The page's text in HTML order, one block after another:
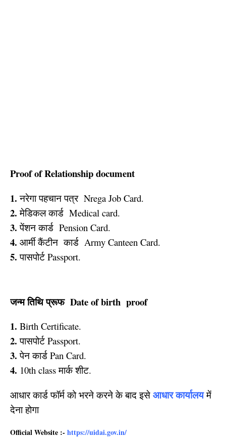
Proof of Relationship document
1. नरेगा पहचान पत्र Nrega Job Card.
2. मेडिकल कार्ड Medical card.
3. पेंशन कार्ड Pension Card.
4. आर्मी कैंटीन कार्ड Army Canteen Card.
5. पासपोर्ट Passport.
जन्म तिथि प्रूफ Date of birth proof
1. Birth Certificate.
2. पासपोर्ट Passport.
3. पेन कार्ड Pan Card.
4. 10th class मार्क शीट.
आधार कार्ड फॉर्म को भरने करने के बाद इसे आधार कार्यालयमें
देना होगा
Official Website :- https://uidai.gov.in/